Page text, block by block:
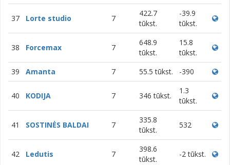
37 Lorte studio 7
422.7
tūkst.
-39.9
tūkst.
38 Forcemax 7
648.9
tūkst.
15.8
tūkst.
39
Amanta 7 55.5 tūkst. -390
40 KODIJA 7 346 tūkst.
1.3
tūkst.
41 SOSTINĖS BALDAI 7
335.8
tūkst.
532
42 Ledutis 7
398.6
tūkst.
-2 tūkst.